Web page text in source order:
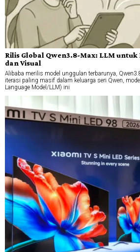
Rilis Global Qwen3.8-Max: LLM
dan Visual
Alibaba merilis model unggulan terbarunya,
iterasi paling masif dalam keluarga seri Qwen,
Language Model/LLM) ini